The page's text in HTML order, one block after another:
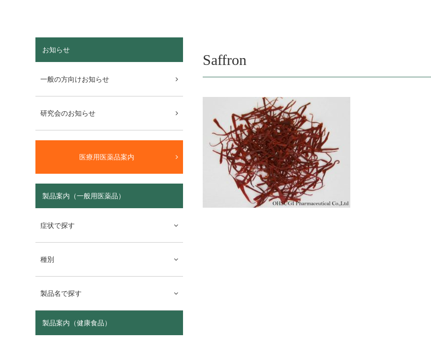
Saffron
お知らせ
一般の方向けお知らせ
研究会のお知らせ
医療用医薬品案内
製品案内（一般用医薬品）
症状で探す
種別
製品名で探す
製品案内（健康食品）